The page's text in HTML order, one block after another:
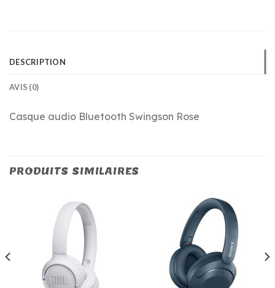
DESCRIPTION
AVIS (0)
Casque audio Bluetooth Swingson Rose
PRODUITS SIMILAIRES